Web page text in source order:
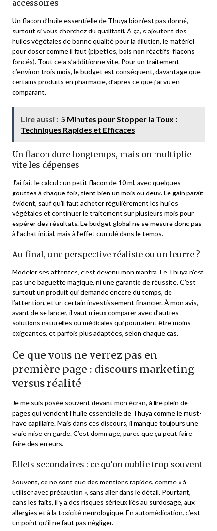
accessoires
Un flacon d’huile essentielle de Thuya bio n’est pas donné,
surtout si vous cherchez du qualitatif. À ça, s’ajoutent des
huiles végétales de bonne qualité pour la dilution, le matériel
pour doser comme il faut (pipettes, bols non réactifs, flacons
foncés). Tout cela s’additionne vite. Pour un traitement
d’environ trois mois, le budget est conséquent, davantage que
certains produits en pharmacie, d’après ce que j’ai vu en
comparant.
Lire aussi : 5 Minutes pour Stopper la Toux :
Techniques Rapides et Efficaces
Un flacon dure longtemps, mais on multiplie
vite les dépenses
J’ai fait le calcul : un petit flacon de 10 ml, avec quelques
gouttes à chaque fois, tient bien un mois ou deux. Le gain paraît
évident, sauf qu’il faut acheter régulièrement les huiles
végétales et continuer le traitement sur plusieurs mois pour
espérer des résultats. Le budget global ne se mesure donc pas
à l’achat initial, mais à l’effet cumulé dans le temps.
Au final, une perspective réaliste ou un leurre ?
Modeler ses attentes, c’est devenu mon mantra. Le Thuya n’est
pas une baguette magique, ni une garantie de réussite. C’est
surtout un produit qui demande encore du temps, de
l’attention, et un certain investissement financier. À mon avis,
avant de se lancer, il vaut mieux comparer avec d’autres
solutions naturelles ou médicales qui pourraient être moins
exigeantes, et parfois plus adaptées, selon chaque cas.
Ce que vous ne verrez pas en
première page : discours marketing
versus réalité
Je me suis posée souvent devant mon écran, à lire plein de
pages qui vendent l’huile essentielle de Thuya comme le must-
have capillaire. Mais dans ces discours, il manque toujours une
vraie mise en garde. C’est dommage, parce que ça peut faire
faire des erreurs.
Effets secondaires : ce qu’on oublie trop souvent
Souvent, ce ne sont que des mentions rapides, comme « à
utiliser avec précaution », sans aller dans le détail. Pourtant,
dans les faits, il y a des risques sérieux liés au surdosage, aux
allergies et à la toxicité neurologique. En automédication, c’est
un point qu’il ne faut pas négliger.